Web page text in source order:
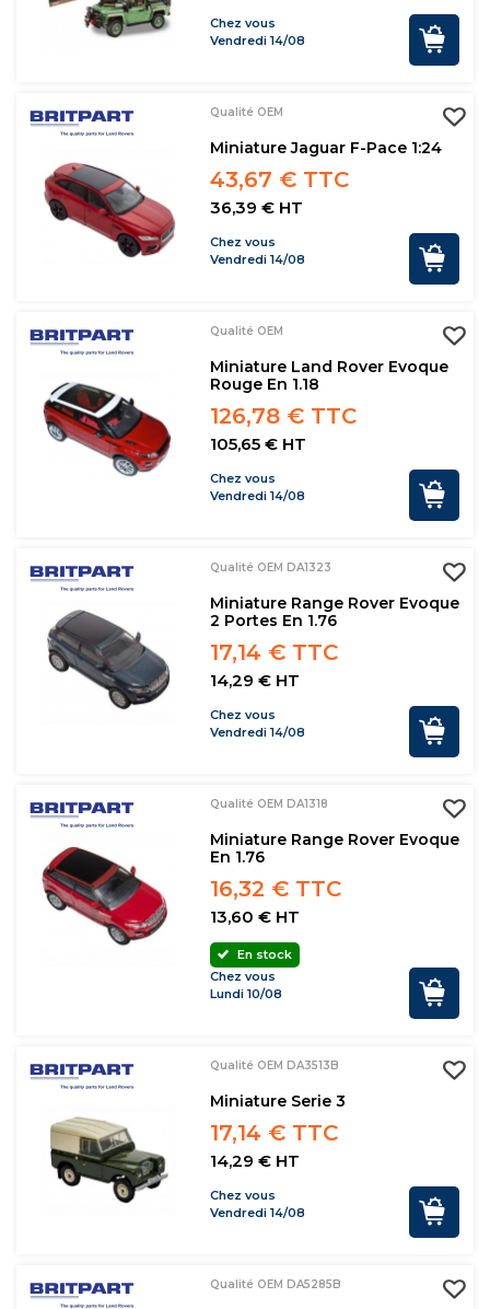
Chez vous
Vendredi 14/08
Qualité OEM
Miniature Jaguar F-Pace 1:24
43,67 € TTC
36,39 € HT
Chez vous
Vendredi 14/08
Qualité OEM
Miniature Land Rover Evoque
Rouge En 1.18
126,78 € TTC
105,65 € HT
Chez vous
Vendredi 14/08
Qualité OEM DA1323
Miniature Range Rover Evoque
2 Portes En 1.76
17,14 € TTC
14,29 € HT
Chez vous
Vendredi 14/08
Qualité OEM DA1318
Miniature Range Rover Evoque
En 1.76
16,32 € TTC
13,60 € HT
En stock
Chez vous
Lundi 10/08
Qualité OEM DA3513B
Miniature Serie 3
17,14 € TTC
14,29 € HT
Chez vous
Vendredi 14/08
Qualité OEM DA5285B